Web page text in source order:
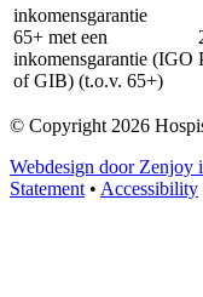
inkomensgarantie
65+ met een
inkomensgarantie (IGO
of GIB) (t.o.v. 65+)
© Copyright 2026
Webdesign door Zenjoy
Statement • Accessibility